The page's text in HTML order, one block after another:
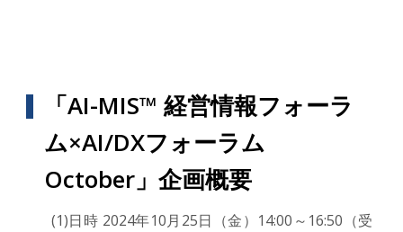
「AI-MIS™ 経営情報フォーラ
ム×AI/DXフォーラム
October」企画概要
(1)日時 2024年10月25日（金）14:00～16:50（受